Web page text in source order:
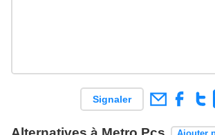
Signaler